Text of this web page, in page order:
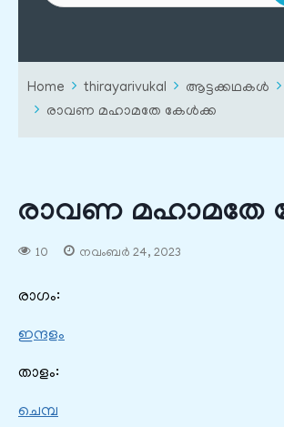
Home thirayarivukal ആട്ടക്കഥകൾ
രാവണ മഹാമതേ കേൾക്ക
രാവണ മഹാമതേ
10 നവംബർ 24, 2023
രാഗം:
ഇന്ദളം
താളം:
ചെമ്പ